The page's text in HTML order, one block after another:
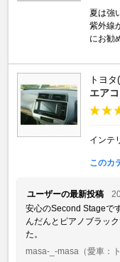
夏は強
紫外線
にお勧
トヨ
エア
インテ
このカ
ユーザーの最新投稿
安心のSecond Stageで
んだんとピアノブラッ
た。
masa-_-masa （愛車：